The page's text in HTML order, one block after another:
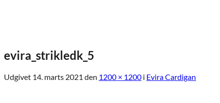
evira_strikledk_5
Udgivet 14. marts 2021 den 1200 × 1200 i Evira Cardigan